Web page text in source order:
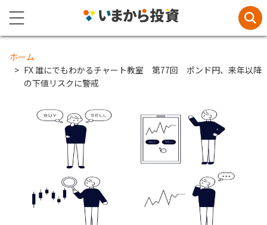
ホーム
FX 誰にでもわかるチャート教室 第77回 ポンド円、来年以降
の下値リスクに警戒